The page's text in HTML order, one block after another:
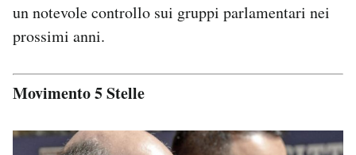
un notevole controllo sui gruppi parlamentari nei
prossimi anni.
Movimento 5 Stelle